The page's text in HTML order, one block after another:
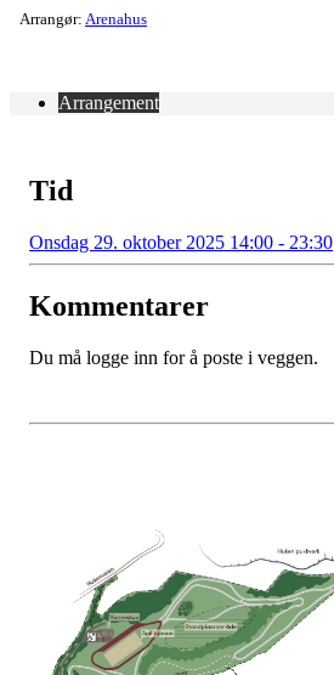
Arrangør: Arenahus
Arrangement
Tid
Onsdag 29. oktober 2025 14:00 - 23:30
Kommentarer
Du må logge inn for å poste i veggen.